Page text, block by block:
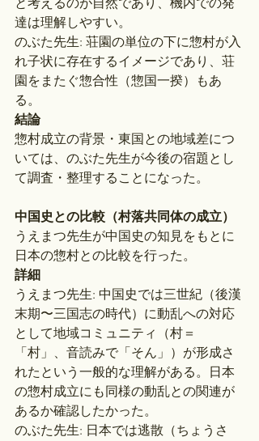
達は理解しやすい。
のぶた先生: 荘園の単位の下に惣村が入
れ子状に存在するイメージであり、荘
園をまたぐ惣合性（惣国一揆）もあ
る。
結論
惣村成立の背景・東国との地域差につ
いては、のぶた先生が今後の宿題とし
て調査・整理することになった。
中国史との比較（村落共同体の成立）
うえまつ先生が中国史の知見をもとに
日本の惣村との比較を行った。
詳細
うえまつ先生: 中国史では三世紀（後漢
末期〜三国志の時代）に動乱への対応
として地域コミュニティ（村＝
「村」、音読みで「そん」）が形成さ
れたという一般的な理解がある。日本
の惣村成立にも同様の動乱との関連が
あるか確認したかった。
のぶた先生: 日本では逃散（ちょうさ